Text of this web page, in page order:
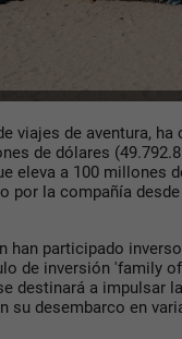
viajes de aventura,
de dólares
eleva a 100 millones
por la compañía
han participado
de inversión 'family
destinará a impulsar
su desembarco en